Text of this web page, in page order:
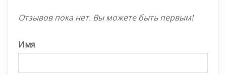
Отзывов пока нет. Вы можете быть первым!
Имя